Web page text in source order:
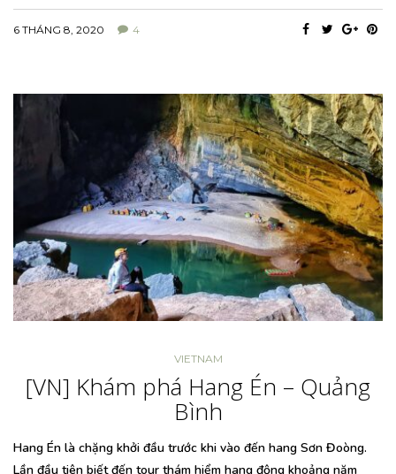
6 THÁNG 8, 2020 4
VIETNAM
[VN] Khám phá Hang Én – Quảng
Bình
Hang Én là chặng khởi đầu trước khi vào đến hang Sơn Đoòng.
Lần đầu tiên biết đến tour thám hiểm hang động khoảng năm